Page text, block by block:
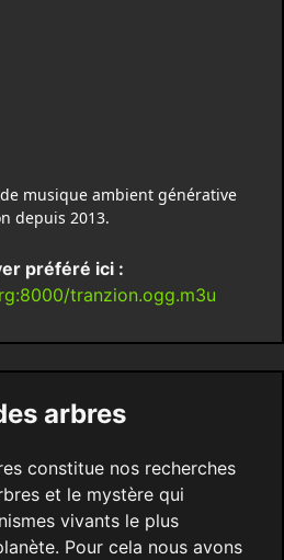
musique ambient générative
depuis 2013.
préféré ici :
tranzion.ogg.m3u
arbres
constitue nos recherches
et le mystère qui
vivants le plus
Pour cela nous avons